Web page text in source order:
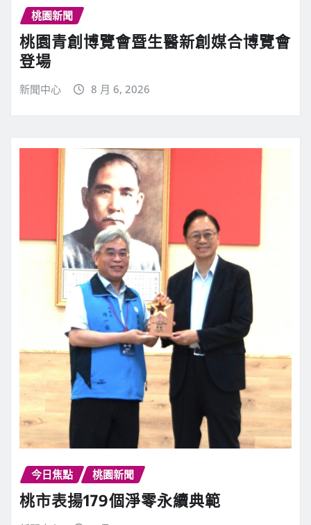
桃園新聞
桃園青創博覽會暨生醫新創媒合博覽會
登場
新聞中心 8 月 6, 2026
今日焦點 桃園新聞
桃市表揚179個淨零永續典範